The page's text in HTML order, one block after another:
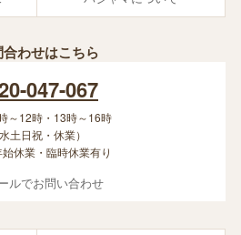
合わせはこちら
047-067
～12時・13時～16時
水土日祝・休業）
休業・臨時休業有り
ルでお問い合わせ